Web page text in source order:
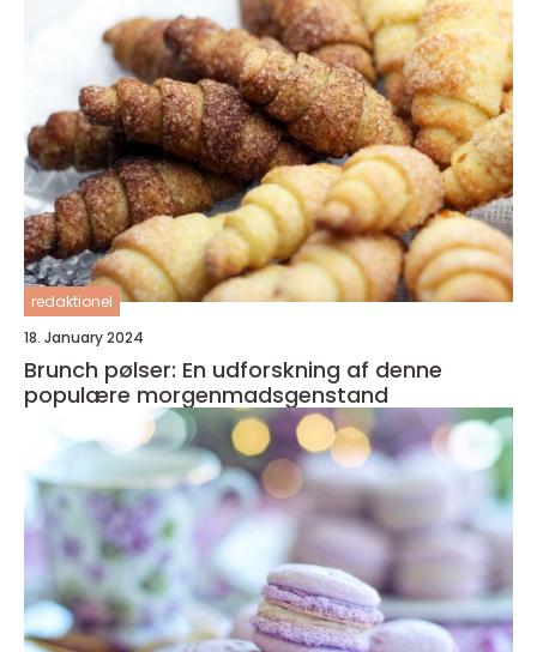
redaktionel
18. January 2024
Brunch pølser: En udforskning af denne
populære morgenmadsgenstand